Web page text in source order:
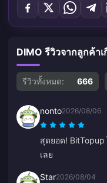
DIMO รีวิวจากลูกค้าเ
รีวิวทั้งหมด: 666
nonto2026/08/06
สุดยอด!
เลย
Star2026/08/04